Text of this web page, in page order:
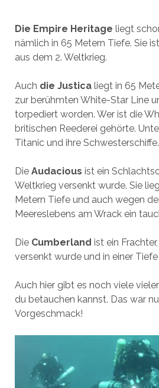
Die Empire Heritage liegt
nämlich in 65 Metern Tiefe. Sie
aus dem 2. Weltkrieg.
Auch die Justicaliegt in 65
zur berühmten White-Star Line
torpediert worden. Wer ist die
britischen Reederei gehörte.
Titanic und ihre Schwesterschiffe.
Die Audacious ist ein
Weltkrieg versenkt wurde. Sie
Metern Tiefe und auch wegen
Meereslebens am Wrack ein
Die Cumberland ist ein
versenkt wurde und in einer
Auch hier gibt es noch viele
du betauchen kannst. Das war
Vorgeschmack!